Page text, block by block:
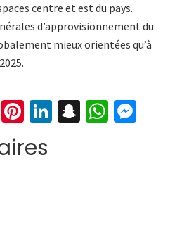
centre et est du pays.
d’approvisionnement du
mieux orientées qu’à
in
st
Pi
er
Li S W